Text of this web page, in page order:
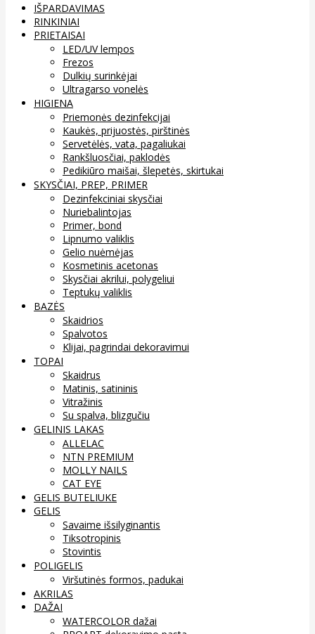
IŠPARDAVIMAS
RINKINIAI
PRIETAISAI
LED/UV lempos
Frezos
Dulkių surinkėjai
Ultragarso vonelės
HIGIENA
Priemonės dezinfekcijai
Kaukės, prijuostės, pirštinės
Servetėlės, vata, pagaliukai
Rankšluosčiai, paklodės
Pedikiūro maišai, šlepetės, skirtukai
SKYSČIAI, PREP, PRIMER
Dezinfekciniai skysčiai
Nuriebalintojas
Primer, bond
Lipnumo valiklis
Gelio nuėmėjas
Kosmetinis acetonas
Skysčiai akrilui, polygeliui
Teptukų valiklis
BAZĖS
Skaidrios
Spalvotos
Klijai, pagrindai dekoravimui
TOPAI
Skaidrus
Matinis, satininis
Vitražinis
Su spalva, blizgučiu
GELINIS LAKAS
ALLELAC
NTN PREMIUM
MOLLY NAILS
CAT EYE
GELIS BUTELIUKE
GELIS
Savaime išsilyginantis
Tiksotropinis
Stovintis
POLIGELIS
Viršutinės formos, padukai
AKRILAS
DAŽAI
WATERCOLOR dažai